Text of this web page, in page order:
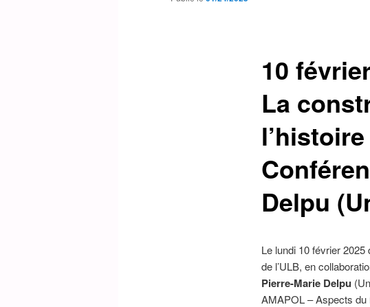
10
La
Delpu
Le lundi 10 février 2025
de l’ULB, en
Pierre-Marie Delpu
AMAPOL – Aspects du